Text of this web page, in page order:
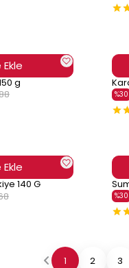
g
%30
140 G
%30
1 2 3